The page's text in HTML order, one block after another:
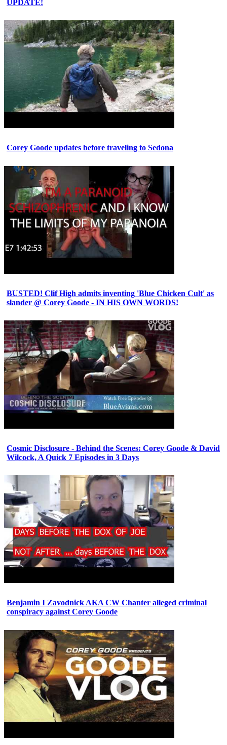
UPDATE!
Corey Goode updates before traveling to Sedona
BUSTED! Clif High admits inventing 'Blue Chicken Cult' as
slander @ Corey Goode - IN HIS OWN WORDS!
Cosmic Disclosure - Behind the Scenes: Corey Goode & David
Wilcock, A Quick 7 Episodes in 3 Days
Benjamin I Zavodnick AKA CW Chanter alleged criminal
conspiracy against Corey Goode